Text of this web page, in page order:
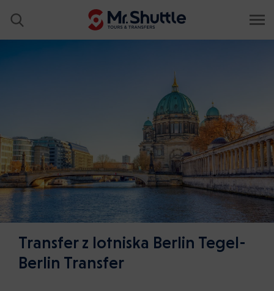
Transfer z lotniska Berlin Tegel-
Berlin Transfer